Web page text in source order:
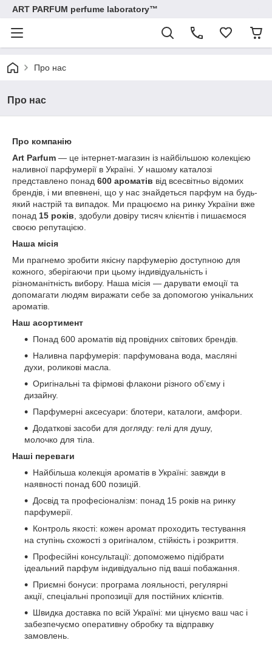
ART PARFUM perfume laboratory™
Про нас
Про нас
Про компанію
Art Parfum — це інтернет-магазин із найбільшою колекцією
наливної парфумерії в Україні. У нашому каталозі
представлено понад 600 ароматів від всесвітньо відомих
брендів, і ми впевнені, що у нас знайдеться парфум на будь-
який настрій та випадок. Ми працюємо на ринку України вже
понад 15 років , здобули довіру тисяч клієнтів і пишаємося
своєю репутацією.
Наша місія
Ми прагнемо зробити якісну парфумерію доступною для
кожного, зберігаючи при цьому індивідуальність і
різноманітність вибору. Наша місія — дарувати емоції та
допомагати людям виражати себе за допомогою унікальних
ароматів.
Наш асортимент
Понад 600 ароматів від провідних світових брендів.
Наливна парфумерія: парфумована вода, масляні
духи, роликові масла.
Оригінальні та фірмові флакони різного об’єму і
дизайну.
Парфумерні аксесуари: блотери, каталоги, амфори.
Додаткові засоби для догляду: гелі для душу,
молочко для тіла.
Наші переваги
Найбільша колекція ароматів в Україні: завжди в
наявності понад 600 позицій.
Досвід та професіоналізм: понад 15 років на ринку
парфумерії.
Контроль якості: кожен аромат проходить тестування
на ступінь схожості з оригіналом, стійкість і розкриття.
Професійні консультації: допоможемо підібрати
ідеальний парфум індивідуально під ваші побажання.
Приємні бонуси: програма лояльності, регулярні
акції, спеціальні пропозиції для постійних клієнтів.
Швидка доставка по всій Україні: ми цінуємо ваш час і
забезпечуємо оперативну обробку та відправку
замовлень.